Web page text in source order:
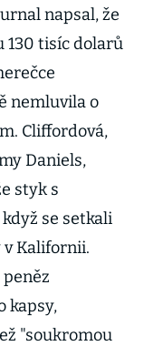
napsal, že
130 tisíc dolarů
nemluvila o
Cliffordová,
Daniels,
styk s
se setkali
Kalifornii.
kapsy,
"soukromou